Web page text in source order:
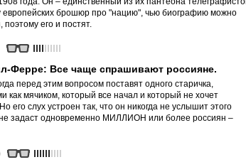
европейских брошюр про "нацию", чью биографию можно
поэтому его и постят.
Ферре: Все чаще спрашивают россияне.
перед этим вопросом поставят одного старичка,
как мячиком, который все начал и который не хочет
его слух устроен так, что он никогда не услышит этого
не задаст одновременно МИЛЛИОН или более россиян –